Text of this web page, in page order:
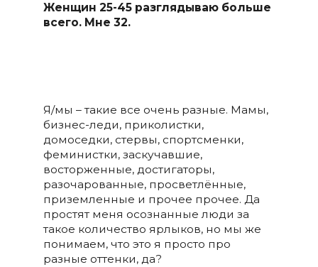
Женщин 25-45 разглядываю больше
всего. Мне 32.
Я/мы – такие все очень разные. Мамы,
бизнес-леди, приколистки,
домоседки, стервы, спортсменки,
феминистки, заскучавшие,
восторженные, достигаторы,
разочарованные, просветлённые,
приземленные и прочее прочее. Да
простят меня осознанные люди за
такое количество ярлыков, но мы же
понимаем, что это я просто про
разные оттенки, да?